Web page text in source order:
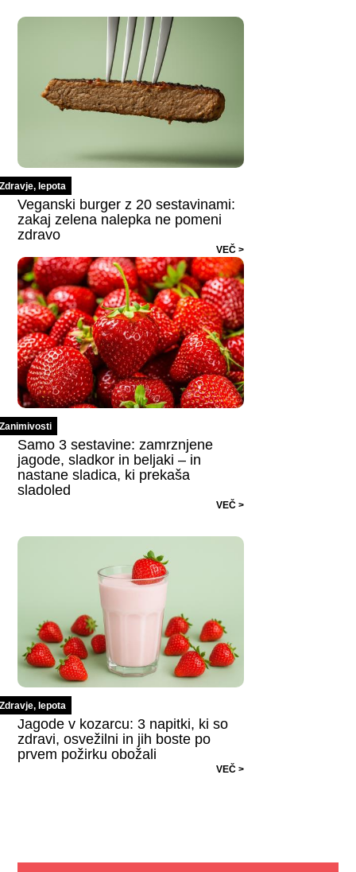
Zdravje, lepota
Veganski burger z 20 sestavinami:
zakaj zelena nalepka ne pomeni
zdravo
VEČ >
Zanimivosti
Samo 3 sestavine: zamrznjene
jagode, sladkor in beljaki – in
nastane sladica, ki prekaša
sladoled
VEČ >
Zdravje, lepota
Jagode v kozarcu: 3 napitki, ki so
zdravi, osvežilni in jih boste po
prvem požirku obožali
VEČ >